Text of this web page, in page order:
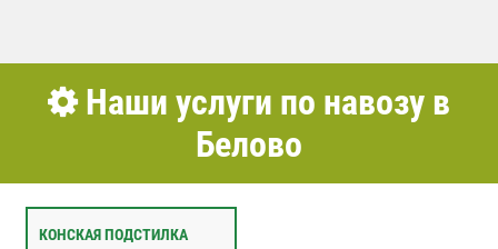
Наши услуги по навозу в
Белово
КОНСКАЯ ПОДСТИЛКА